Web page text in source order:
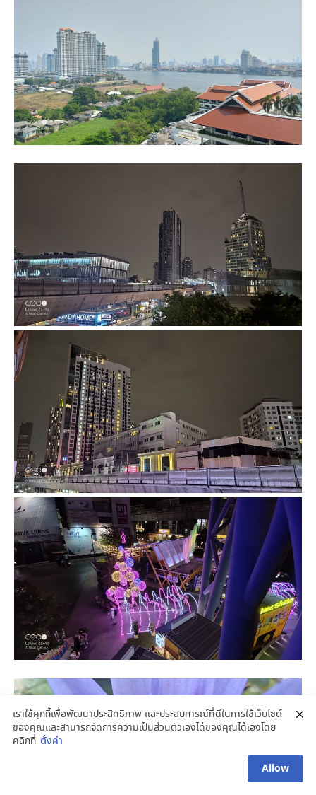
เราใช้คุกกี้เพื่อพัฒนาประสิทธิภาพ และประสบการณ์ที่ดีในการใช้เว็บไซต์
ของคุณและสามารถจัดการความเป็นส่วนตัวเองได้ของคุณได้เองโดย
คลิกที่ ตั้งค่า
Allow